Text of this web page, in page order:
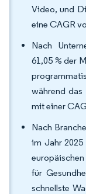
Video, und
eine CAGR
Nach
61,05 % der
während das
mit einer
Nach
im Jahr 2025
für
schnellste